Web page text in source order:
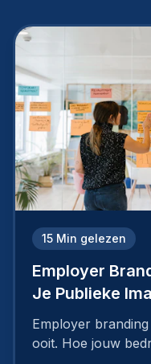
15 Min gelezen
Employer
Je Publieke
Employer
ooit. Hoe jouw